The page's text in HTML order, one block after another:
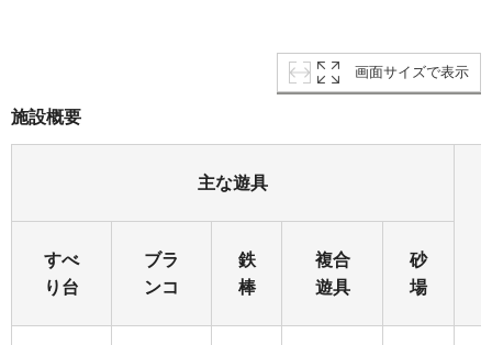
画面サイズで表示
施設概要
主な遊具
すべ
り台
ブラ
ンコ
鉄
棒
複合
遊具
砂
場